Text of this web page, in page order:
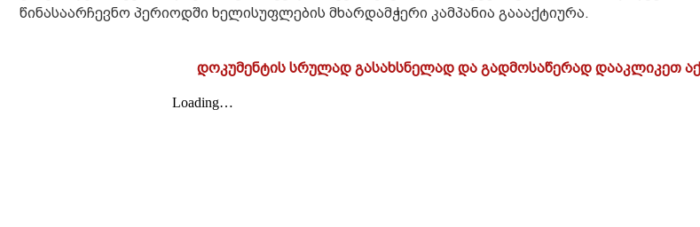
წინასაარჩევნო პერიოდში ხელისუფლების მხარდამჭერი კამპანია გაააქტიურა.
დოკუმენტის სრულად გასახსნელად და გადმოსაწერად დააკლიკეთ აქ